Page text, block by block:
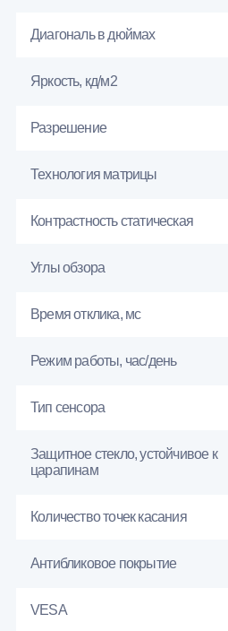
Диагональ в дюймах
Яркость, кд/м2
Разрешение
Технология матрицы
Контрастность статическая
Углы обзора
Время отклика, мс
Режим работы, час/день
Тип сенсора
Защитное стекло, устойчивое к
царапинам
Количество точек касания
Антибликовое покрытие
VESA